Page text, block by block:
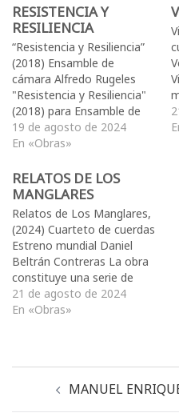
RESISTENCIA Y
RESILIENCIA
“Resistencia y Resiliencia”
(2018) Ensamble de
cámara Alfredo Rugeles
"Resistencia y Resiliencia"
(2018) para Ensamble de
cámara de flauta (también
Piccolo) / clarinete en Sib
Sib) / percusión con 1
ejecutante: campanelli,
bombo, campanas
tubulares, redoblante, caja
china y gong, piano / violín
/ y violoncello,…
19 de agosto de 2024
En «Obras»
RELATOS DE LOS
MANGLARES
Relatos de Los Manglares,
(2024) Cuarteto de cuerdas
Estreno mundial Daniel
Beltrán Contreras La obra
constituye una serie de
tres breves narraciones
sonoras que buscan
movimientos toman
21 de agosto de 2024
En «Obras»
MANUEL